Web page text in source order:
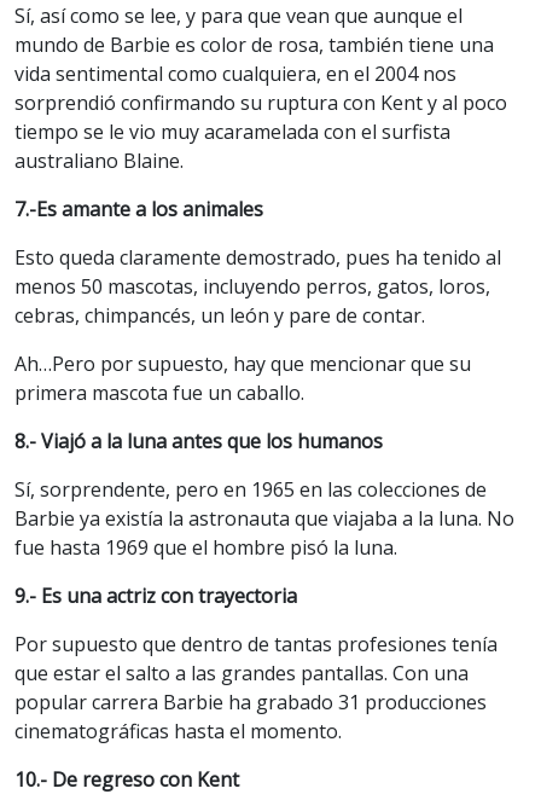
Sí, así como se lee, y para que vean que aunque el
mundo de Barbie es color de rosa, también tiene una
vida sentimental como cualquiera, en el 2004 nos
sorprendió confirmando su ruptura con Kent y al poco
tiempo se le vio muy acaramelada con el surfista
australiano Blaine.
7.-Es amante a los animales
Esto queda claramente demostrado, pues ha tenido al
menos 50 mascotas, incluyendo perros, gatos, loros,
cebras, chimpancés, un león y pare de contar.
Ah…Pero por supuesto, hay que mencionar que su
primera mascota fue un caballo.
8.- Viajó a la luna antes que los humanos
Sí, sorprendente, pero en 1965 en las colecciones de
Barbie ya existía la astronauta que viajaba a la luna. No
fue hasta 1969 que el hombre pisó la luna.
9.- Es una actriz con trayectoria
Por supuesto que dentro de tantas profesiones tenía
que estar el salto a las grandes pantallas. Con una
popular carrera Barbie ha grabado 31 producciones
cinematográficas hasta el momento.
10.- De regreso con Kent